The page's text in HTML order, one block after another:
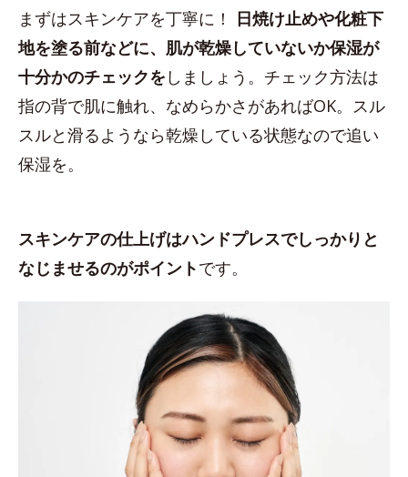
まずはスキンケアを丁寧に！
日焼け止めや化粧下
地を塗る前などに、肌が乾燥していないか保湿が
十分かのチェックを しましょう。チェック方法は
指の背で肌に触れ、なめらかさがあればOK。スル
スルと滑るようなら乾燥している状態なので追い
保湿を。
スキンケアの仕上げはハンドプレスでしっかりと
なじませるのがポイントです。